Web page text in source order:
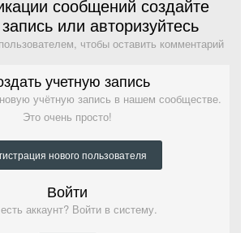
сообщений создайте
или авторизуйтесь
чтобы оставить комментарий
учетную запись
учётную запись в нашем сообществе.
Это очень просто!
нового пользователя
Войти
аккаунт? Войти в систему.